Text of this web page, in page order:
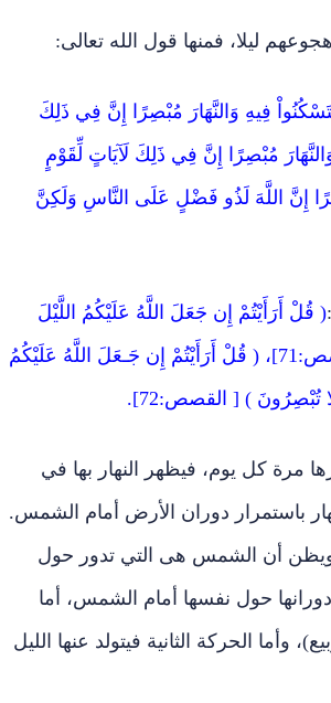
ليلا، فمنها قول الله تعالى:
الَّذِي جَعَلَ لَكُمُ اللَّيْلَ لِتَسْكُنُواْ فِيهِ وَالنَّهَارَ مُبْصِرًا إِنَّ فِي ذَلِكَ
لِيَسْكُنُوا فِيهِ وَالنَّهَارَ مُبْصِرًا إِنَّ فِي ذَلِكَ لَآيَاتٍ لِّقَوْمٍ
مُبْصِرًا إِنَّ اللَّهَ لَذُو فَضْلٍ عَلَى النَّاسِ وَلَكِنَّ
( قُلْ أَرَأَيْتُمْ إِن جَعَلَ اللَّهُ عَلَيْكُمُ اللَّيْلَ
سَرْمَدًا إِلَى يَوْمِ الْقِيَامَةِ مَنْ إِلَهٌ غَيْرُ اللَّهِ يَأْتِيكُم بِضِيَاء أَفَلَا تَسْمَعُونَ ) [ القصص:71]، ( قُلْ أَرَأَيْتُمْ إِن جَـعَلَ اللَّهُ عَلَيْكُمُ
تُبْصِرُونَ ) [ القصص:72].
مرة كل يوم، فيظهر النهار بها في
باستمرار دوران الأرض أمام الشمس.
ويظن أن الشمس هى التي تدور حول
حول نفسها أمام الشمس، أما
وأما الحركة الثانية فيتولد عنها الليل